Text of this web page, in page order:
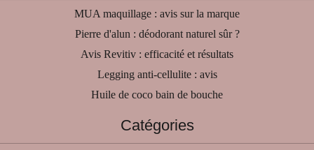
MUA maquillage : avis sur la marque
Pierre d'alun : déodorant naturel sûr ?
Avis Revitiv : efficacité et résultats
Legging anti-cellulite : avis
Huile de coco bain de bouche
Catégories